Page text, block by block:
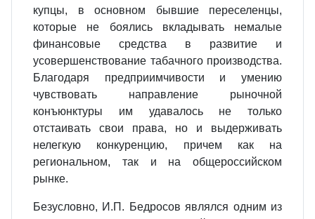
купцы, в основном бывшие переселенцы,
которые не боялись вкладывать немалые
финансовые средства в развитие и
усовершенствование табачного производства.
Благодаря предприимчивости и умению
чувствовать направление рыночной
конъюнктуры им удавалось не только
отстаивать свои права, но и выдерживать
нелегкую конкуренцию, причем как на
региональном, так и на общероссийском
рынке.
Безусловно, И.П. Бедросов являлся одним из